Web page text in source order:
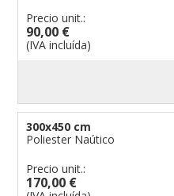
Precio unit.:
90,00 €
(IVA incluída)
300x450 cm
Poliester Naútico
Precio unit.:
170,00 €